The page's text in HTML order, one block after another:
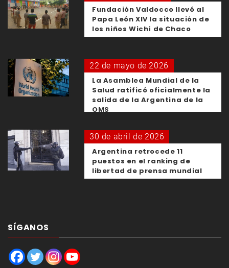
Fundación Valdocco llevó al
Papa León XIV la situación de
los niños Wichí de Chaco
22 de mayo de 2026
La Asamblea Mundial de la
Salud ratificó oficialmente la
salida de la Argentina de la
OMS
30 de abril de 2026
Argentina retrocede 11
puestos en el ranking de
libertad de prensa mundial
SÍGANOS